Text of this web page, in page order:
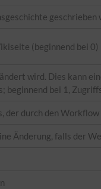
geschrieben
(beginnend bei 0)
wird. Dies kann
beginnend bei 1,
der durch den
Änderung, falls der